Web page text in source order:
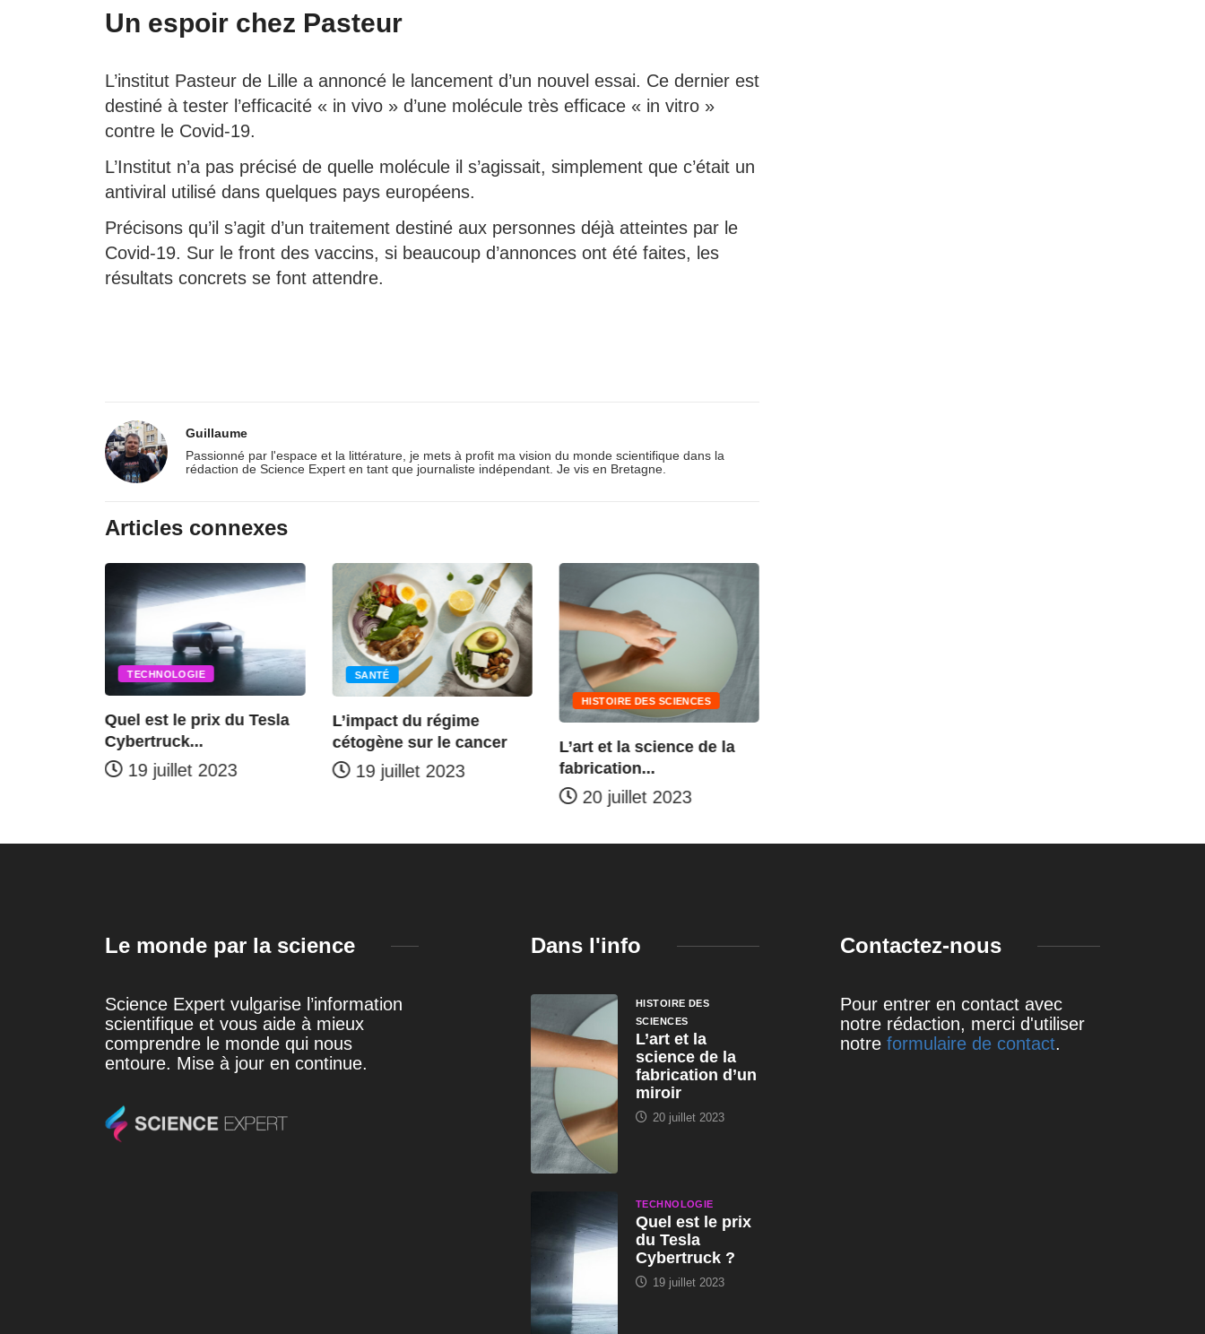
Un espoir chez Pasteur
L’institut Pasteur de Lille a annoncé le lancement d’un nouvel essai. Ce dernier est
destiné à tester l’efficacité « in vivo » d’une molécule très efficace « in vitro »
contre le Covid-19.
L’Institut n’a pas précisé de quelle molécule il s’agissait, simplement que c’était un
antiviral utilisé dans quelques pays européens.
Précisons qu’il s’agit d’un traitement destiné aux personnes déjà atteintes par le
Covid-19. Sur le front des vaccins, si beaucoup d’annonces ont été faites, les
résultats concrets se font attendre.
Guillaume
Passionné par l'espace et la littérature, je mets à profit ma vision du monde scientifique dans la
rédaction de Science Expert en tant que journaliste indépendant. Je vis en Bretagne.
Articles connexes
est le prix du Tesla
juillet 2023
SANTÉ
L’impact du régime
cétogène sur le cancer
19 juillet 2023
HISTOIRE DES SCIENCES
L’art et la science de la
fabrication...
20 juillet 2023
TECHNOLOGIE
Quel est le prix du Tesla
Cybertruck...
Le monde par la science
Science Expert vulgarise l’information
scientifique et vous aide à mieux
comprendre le monde qui nous
entoure. Mise à jour en continue.
Dans l'info
HISTOIRE DES
SCIENCES
L’art et la
science de la
fabrication d’un
miroir
20 juillet 2023
TECHNOLOGIE
Quel est le prix
du Tesla
Cybertruck ?
19 juillet 2023
Contactez-nous
Pour entrer en contact avec
notre rédaction, merci d'utiliser
notre formulaire de contact.